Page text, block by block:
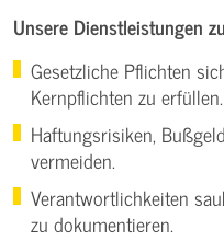
Unsere Dienstleistungen
Gesetzliche Pflichten
Kernpflichten zu erfüllen.
Haftungsrisiken,
vermeiden.
Verantwortlichkeiten
zu dokumentieren.